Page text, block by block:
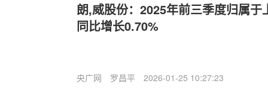
朗,威股份：2025年前三季度归属
同比增长0.70%
央广网 罗昌平 2026-01-25 10:27:23